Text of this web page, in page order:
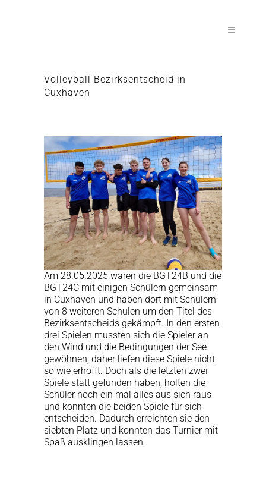
Volleyball Bezirksentscheid in
Cuxhaven
Am 28.05.2025 waren die BGT24B und die
BGT24C mit einigen Schülern gemeinsam
in Cuxhaven und haben dort mit Schülern
von 8 weiteren Schulen um den Titel des
Bezirksentscheids gekämpft. In den ersten
drei Spielen mussten sich die Spieler an
den Wind und die Bedingungen der See
gewöhnen, daher liefen diese Spiele nicht
so wie erhofft. Doch als die letzten zwei
Spiele statt gefunden haben, holten die
Schüler noch ein mal alles aus sich raus
und konnten die beiden Spiele für sich
entscheiden. Dadurch erreichten sie den
siebten Platz und konnten das Turnier mit
Spaß ausklingen lassen.